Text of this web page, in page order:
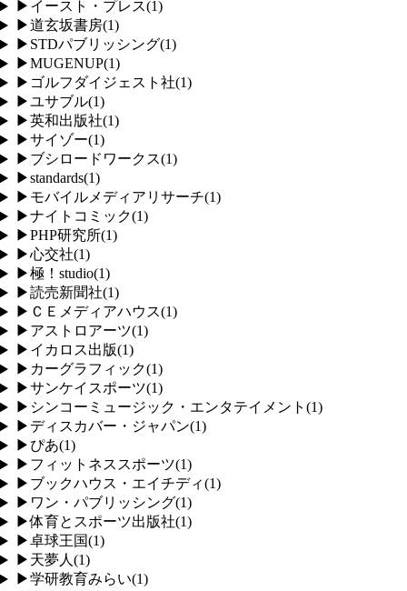
▶ イースト・プレス(1)
▶道玄坂書房(1)
▶ STDパブリッシング(1)
▶MUGENUP(1)
▶ ゴルフダイジェスト社(1)
▶ユサブル(1)
▶英和出版社(1)
▶サイゾー(1)
▶ ブシロードワークス(1)
▶standards(1)
▶ モバイルメディアリサーチ(1)
▶ナイトコミック(1)
▶PHP研究所(1)
▶心交社(1)
▶極！studio(1)
▶読売新聞社(1)
▶ ＣＥメディアハウス(1)
▶ アストロアーツ(1)
▶ イカロス出版(1)
▶ カーグラフィック(1)
▶サンケイスポーツ(1)
▶ シンコーミュージック・エンタテイメント (1)
▶ ディスカバー・ジャパン(1)
▶ ぴあ(1)
▶ フィットネススポーツ(1)
▶ ブックハウス・エイチディ(1)
▶ ワン・パブリッシング(1)
▶体育とスポーツ出版社(1)
▶卓球王国(1)
▶ 天夢人 (1)
▶学研教育みらい(1)